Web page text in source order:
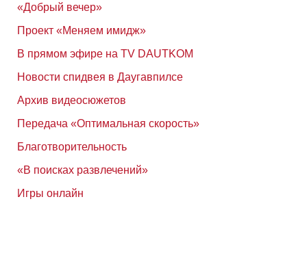
«Добрый вечер»
Проект «Меняем имидж»
В прямом эфире на TV DAUTKOM
Новости спидвея в Даугавпилсе
Архив видеосюжетов
Передача «Оптимальная скорость»
Благотворительность
«В поисках развлечений»
Игры онлайн